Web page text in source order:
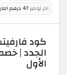
اخر توفير47 درهم اماراتي
الأول